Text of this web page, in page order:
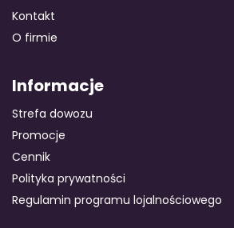
Kontakt
O firmie
Informacje
Strefa dowozu
Promocje
Cennik
Polityka prywatności
Regulamin programu lojalnościowego